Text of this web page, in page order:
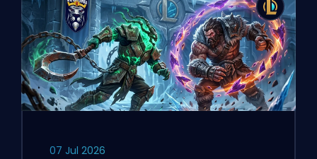
07 Jul 2026